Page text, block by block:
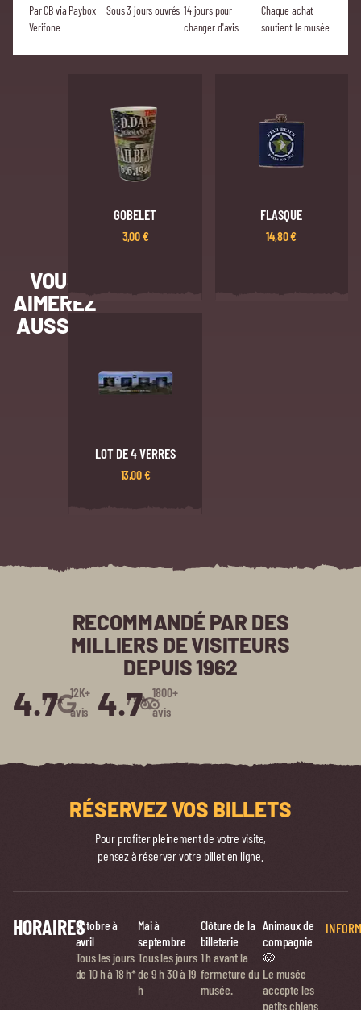
Par CB via Paybox
Verifone
Sous 3 jours ouvrés 14 jours pour
changer d'avis
Chaque achat
soutient le musée
VOUS
AIMEREZ
AUSSI…
GOBELET
3,00€
FLASQUE
14,80€
LOT DE 4 VERRES
13,00€
RECOMMANDÉ PAR DES
MILLIERS DE VISITEURS
DEPUIS 1962
4.7
/5⭑ 12K+
avis
4.7
/5⭑ 1800+
avis
RÉSERVEZ VOS BILLETS
Pour profiter pleinement de votre visite,
pensez à réserver votre billet en ligne.
HORAIRESOctobre à
avril
Tous les jours
de 10 h à 18 h*
Mai à
septembre
Tous les jours
de 9 h 30 à 19
h
Clôture de la
billeterie
1 h avant la
fermeture du
musée.
Animaux de
compagnie
🐶
Le musée
accepte les
petits chiens